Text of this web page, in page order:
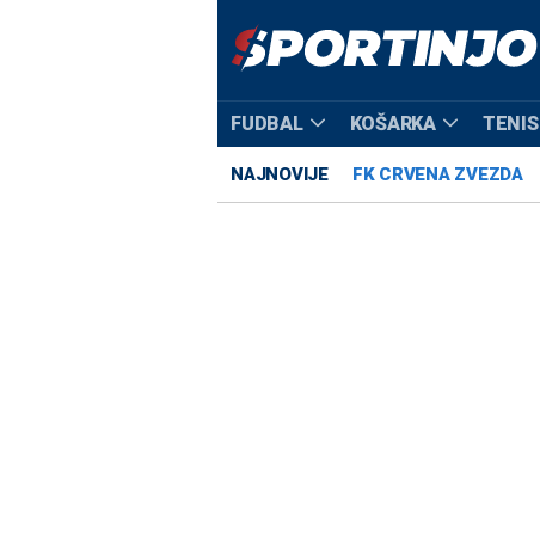
FUDBAL KOŠARKA TENIS
NAJNOVIJE FK CRVENA ZVEZDA